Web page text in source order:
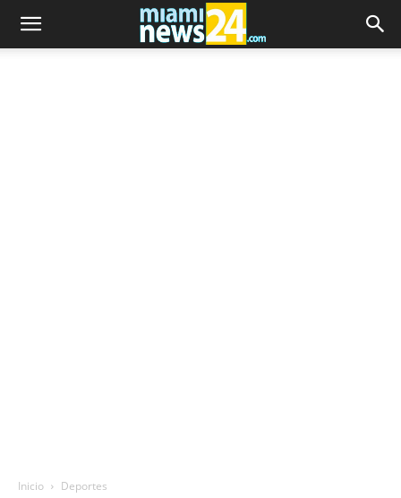
Inicio Deportes